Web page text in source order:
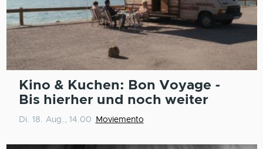
Kino & Kuchen: Bon Voyage -
Bis hierher und noch weiter
Di. 18. Aug., 14.00 Moviemento